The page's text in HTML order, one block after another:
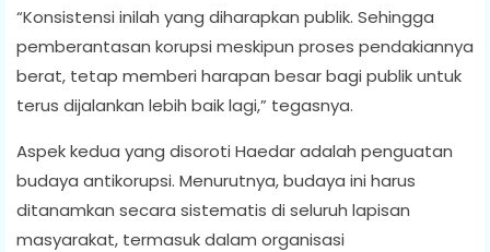
“Konsistensi inilah yang diharapkan publik. Sehingga
pemberantasan korupsi meskipun proses pendakiannya
berat, tetap memberi harapan besar bagi publik untuk
terus dijalankan lebih baik lagi,” tegasnya.
Aspek kedua yang disoroti Haedar adalah penguatan
budaya antikorupsi. Menurutnya, budaya ini harus
ditanamkan secara sistematis di seluruh lapisan
masyarakat, termasuk dalam organisasi